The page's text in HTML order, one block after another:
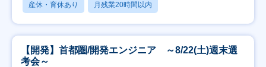
産休・育休あり 月残業20時間以内
【開発】首都圏/開発エンジニア ～8/22(土)週末選
考会～